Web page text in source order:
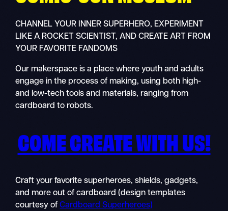
CHANNEL YOUR INNER SUPERHERO, EXPERIMENT
LIKE A ROCKET SCIENTIST, AND CREATE ART FROM
YOUR FAVORITE FANDOMS
Our makerspace is a place where youth and adults
engage in the process of making, using both high-
and low-tech tools and materials, ranging from
cardboard to robots.
COME CREATE WITH US!
Craft your favorite superheroes, shields, gadgets,
and more out of cardboard (design templates
courtesy ofCardboard Superheroes)